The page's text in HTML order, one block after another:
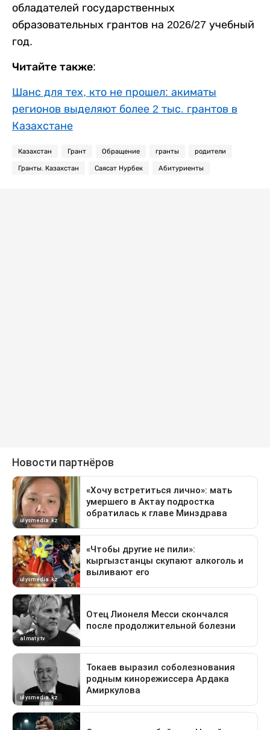
обладателей государственных
образовательных грантов на 2026/27 учебный
год.
Читайте также:
Шанс для тех, кто не прошел: акиматы
регионов выделяют более 2 тыс. грантов в
Казахстане
Казахстан Грант Обращение гранты родители
Гранты. Казахстан Саясат Нурбек Абитуриенты